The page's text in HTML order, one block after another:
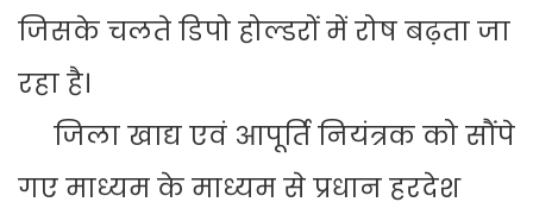
जिसके चलते डिपो होल्डरों में रोष बढ़ता जा
रहा है।
जिला खाद्य एवं आपूर्ति नियंत्रक को सौंपे
गए माध्यम के माध्यम से प्रधान हरदेश